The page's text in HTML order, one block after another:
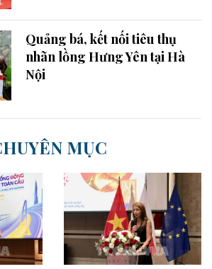
Quảng bá, kết nối tiêu thụ
nhãn lồng Hưng Yên tại Hà
Nội
MỤC